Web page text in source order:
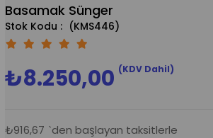
Basamak Sünger
(KMS446)
₺8.250,00 (KDV Dahil)
₺916,67 `den başlayan taksitlerle